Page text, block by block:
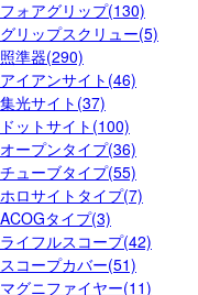
フォアグリップ(130)
グリップスクリュー(5)
照準器(290)
アイアンサイト(46)
集光サイト(37)
ドットサイト(100)
オープンタイプ(36)
チューブタイプ(55)
ホロサイトタイプ(7)
ACOGタイプ(3)
ライフルスコープ(42)
スコープカバー(51)
マグニファイヤー(11)